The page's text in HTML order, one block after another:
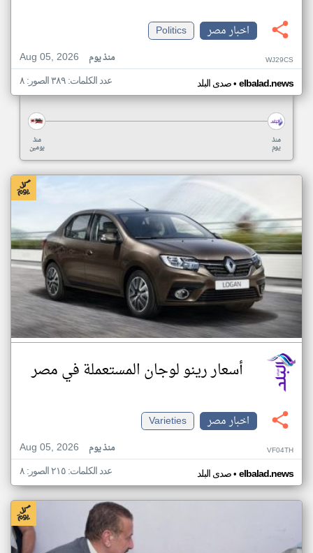
اخبار مصر
Politics
Aug 05, 2026
منذ يوم WJ29CS
صدى البلد• elbalad.news عدد الكلمات: ٣٨٩ الصور: ٨
منذ
يومين
منذ
يوم
أسعار رينو لوجان المستعملة في مصر
اخبار مصر
Varieties
Aug 05, 2026
منذ يوم VF04TH
صدى البلد• elbalad.news عدد الكلمات: ٢١٥ الصور: ٨